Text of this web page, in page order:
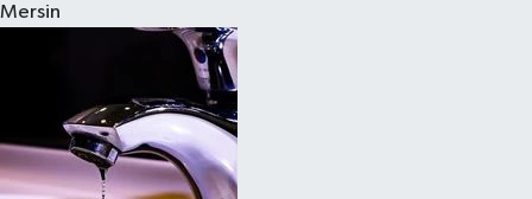
Mersin